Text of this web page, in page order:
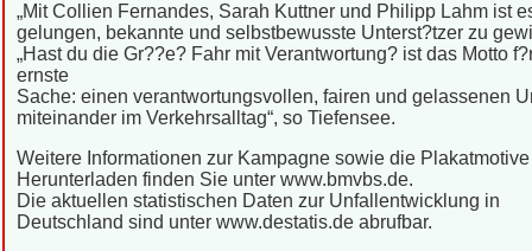
„Mit Collien Fernandes, Sarah Kuttner und Philipp Lahm ist
gelungen, bekannte und selbstbewusste Unterst?tzer zu
„Hast du die Gr??e? Fahr mit Verantwortung? ist das Motto
ernste
Sache: einen verantwortungsvollen, fairen und gelassenen
miteinander im Verkehrsalltag“, so Tiefensee.
Weitere Informationen zur Kampagne sowie die
Herunterladen finden Sie unter www.bmvbs.de.
Die aktuellen statistischen Daten zur Unfallentwicklung in
Deutschland sind unter www.destatis.de abrufbar.